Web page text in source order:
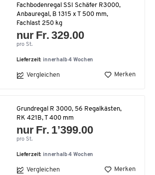
Fachbodenregal SSI Schäfer R3000,
Anbauregal, B 1315 x T 500 mm,
Fachlast 250 kg
nur Fr. 329.00
pro St.
Lieferzeit: innerhalb 4 Wochen
Vergleichen Merken
Grundregal R 3000, 56 Regalkästen,
RK 421B, T 400 mm
nur Fr. 1’399.00
pro St.
Lieferzeit: innerhalb 4 Wochen
Vergleichen Merken